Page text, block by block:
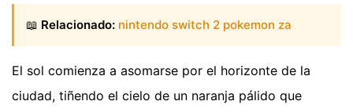
📖 Relacionado: nintendo switch 2 pokemon za
El sol comienza a asomarse por el horizonte de la
ciudad, tiñendo el cielo de un naranja pálido que